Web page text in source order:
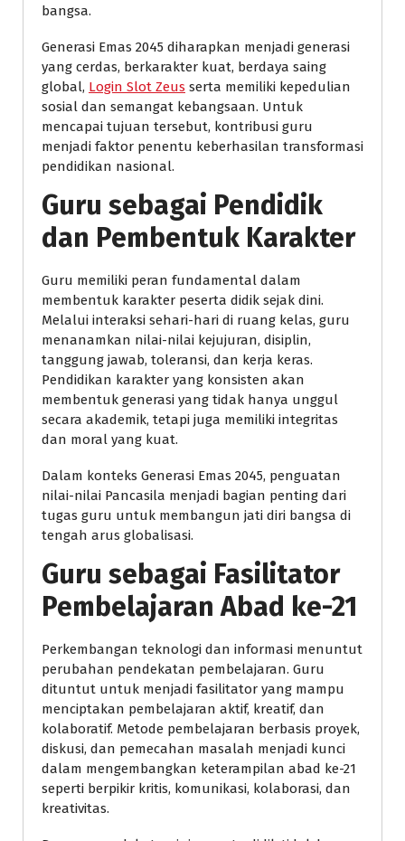
bangsa.
Generasi Emas 2045 diharapkan menjadi generasi
yang cerdas, berkarakter kuat, berdaya saing
global, Login Slot Zeus serta memiliki kepedulian
sosial dan semangat kebangsaan. Untuk
mencapai tujuan tersebut, kontribusi guru
menjadi faktor penentu keberhasilan transformasi
pendidikan nasional.
Guru sebagai Pendidik
dan Pembentuk Karakter
Guru memiliki peran fundamental dalam
membentuk karakter peserta didik sejak dini.
Melalui interaksi sehari-hari di ruang kelas, guru
menanamkan nilai-nilai kejujuran, disiplin,
tanggung jawab, toleransi, dan kerja keras.
Pendidikan karakter yang konsisten akan
membentuk generasi yang tidak hanya unggul
secara akademik, tetapi juga memiliki integritas
dan moral yang kuat.
Dalam konteks Generasi Emas 2045, penguatan
nilai-nilai Pancasila menjadi bagian penting dari
tugas guru untuk membangun jati diri bangsa di
tengah arus globalisasi.
Guru sebagai Fasilitator
Pembelajaran Abad ke-21
Perkembangan teknologi dan informasi menuntut
perubahan pendekatan pembelajaran. Guru
dituntut untuk menjadi fasilitator yang mampu
menciptakan pembelajaran aktif, kreatif, dan
kolaboratif. Metode pembelajaran berbasis proyek,
diskusi, dan pemecahan masalah menjadi kunci
dalam mengembangkan keterampilan abad ke-21
seperti berpikir kritis, komunikasi, kolaborasi, dan
kreativitas.